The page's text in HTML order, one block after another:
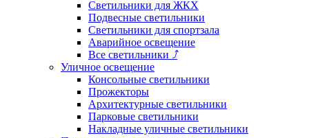
Светильники для ЖКХ
Подвесные светильники
Светильники для спортзала
Аварийное освещение
Все светильники ⤴
Уличное освещение
Консольные светильники
Прожекторы
Архитектурные светильники
Парковые светильники
Накладные уличные светильники